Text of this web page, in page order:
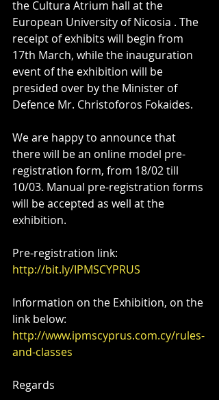
the Cultura Atrium hall at the
European University of Nicosia . The
receipt of exhibits will begin from
17th March, while the inauguration
event of the exhibition will be
presided over by the Minister of
Defence Mr. Christoforos Fokaides.
We are happy to announce that
there will be an online model pre-
registration form, from 18/02 till
10/03. Manual pre-registration forms
will be accepted as well at the
exhibition.
Pre-registration link:
http://bit.ly/IPMSCYPRUS
Information on the Exhibition, on the
link below:
http://www.ipmscyprus.com.cy/rules-
and-classes
Regards